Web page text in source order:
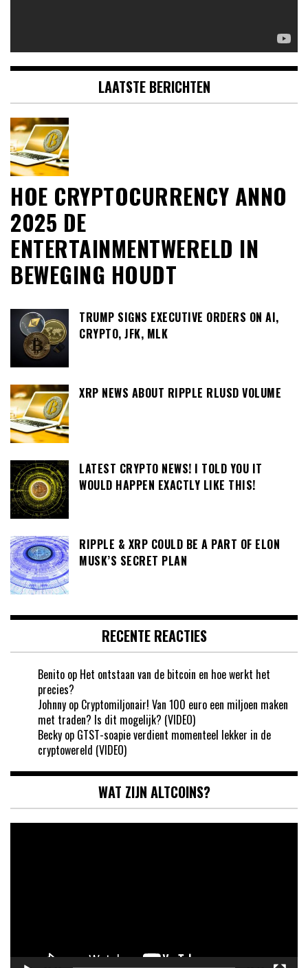
LAATSTE BERICHTEN
HOE CRYPTOCURRENCY ANNO
2025 DE
ENTERTAINMENTWERELD IN
BEWEGING HOUDT
TRUMP SIGNS EXECUTIVE ORDERS ON AI,
CRYPTO, JFK, MLK
XRP NEWS ABOUT RIPPLE RLUSD VOLUME
LATEST CRYPTO NEWS! I TOLD YOU IT
WOULD HAPPEN EXACTLY LIKE THIS!
RIPPLE & XRP COULD BE A PART OF ELON
MUSK’S SECRET PLAN
RECENTE REACTIES
Benito op Het ontstaan van de bitcoin en hoe werkt het
precies?
Johnny op Cryptomiljonair! Van 100 euro een miljoen maken
met traden? Is dit mogelijk? (VIDEO)
Becky op GTST-soapie verdient momenteel lekker in de
cryptowereld (VIDEO)
WAT ZIJN ALTCOINS?